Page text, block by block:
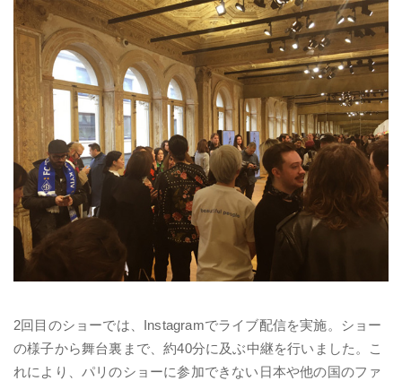
2回目のショーでは、Instagramでライブ配信を実施。ショー
の様子から舞台裏まで、約40分に及ぶ中継を行いました。こ
れにより、パリのショーに参加できない日本や他の国のファ